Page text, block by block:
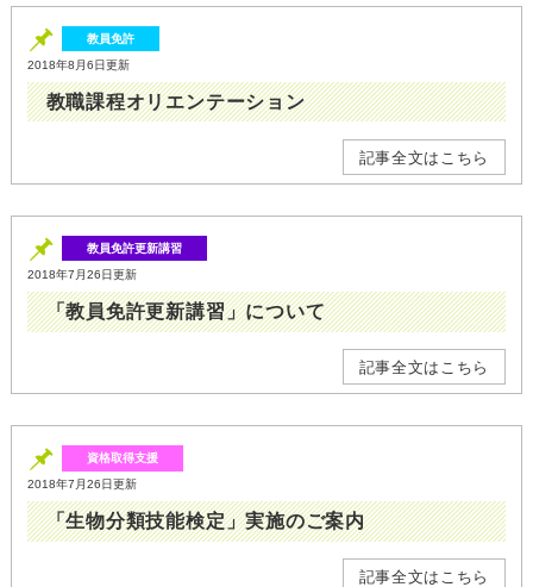
教員免許
2018年8月6日更新
教職課程オリエンテーション
記事全文はこちら
教員免許更新講習
2018年7月26日更新
「教員免許更新講習」について
記事全文はこちら
資格取得支援
2018年7月26日更新
「生物分類技能検定」実施のご案内
記事全文はこちら